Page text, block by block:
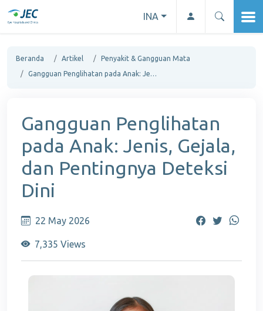
INA
Beranda Artikel
Penyakit & Gangguan Mata
Gangguan Penglihatan pada Anak: Jenis, Gejala, dan Pentingnya Deteksi Dini
Gangguan Penglihatan
pada Anak: Jenis, Gejala,
dan Pentingnya Deteksi
Dini
22 May 2026
7,335 Views